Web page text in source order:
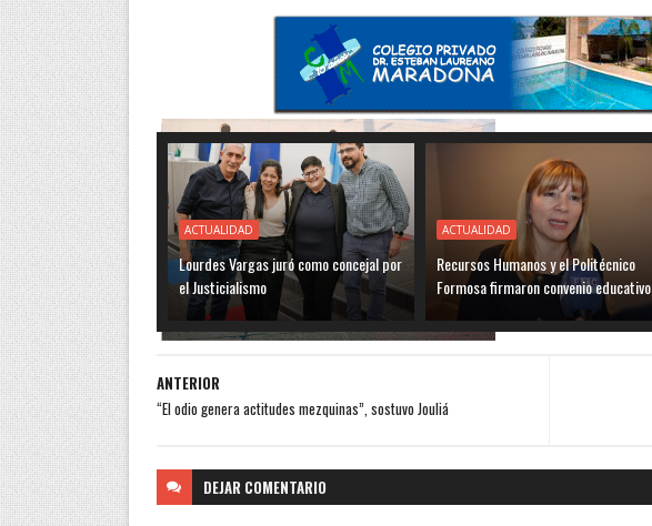
ACTUALIDAD
Lourdes Vargas juró como concejal por
el Justicialismo
ACTUALIDAD
Recursos Humanos y el Politécnico
Formosa firmaron convenio educativo
ANTERIOR
“El odio genera actitudes mezquinas”, sostuvo Jouliá
DEJAR COMENTARIO